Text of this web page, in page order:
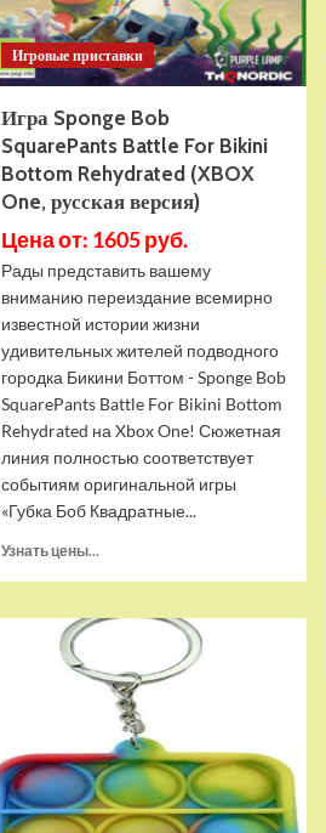
Игровые приставки
Игра Sponge Bob
SquarePants Battle For Bikini
Bottom Rehydrated (XBOX
One, русская версия)
Цена от: 1605 руб.
Рады представить вашему
вниманию переиздание всемирно
известной истории жизни
удивительных жителей подводного
городка Бикини Боттом - Sponge Bob
SquarePants Battle For Bikini Bottom
Rehydrated на Xbox One! Сюжетная
линия полностью соответствует
событиям оригинальной игры
«Губка Боб Квадратные...
Узнать цены...
Игра
SquarePants
Battle
Bikini
Bottom
Rehydrated
(XBOX